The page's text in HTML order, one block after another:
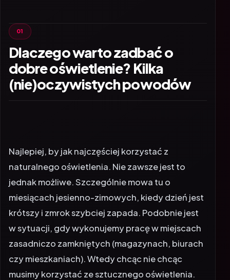
Dlaczego warto zadbać o
dobre oświetlenie? Kilka
(nie)oczywistych powodów
Najlepiej, by jak najczęściej korzystać z
naturalnego oświetlenia. Nie zawsze jest to
jednak możliwe. Szczególnie mowa tu o
miesiącach jesienno-zimowych, kiedy dzień jest
krótszy i zmrok szybciej zapada. Podobnie jest
w sytuacji, gdy wykonujemy pracę w miejscach
zasadniczo zamkniętych (magazynach, biurach
czy mieszkaniach). Wtedy chcąc nie chcąc
musimy korzystać ze sztucznego oświetlenia.